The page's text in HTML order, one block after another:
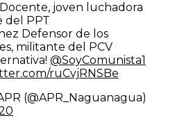
joven luchadora
del PPT
Defensor de los
militante del PCV
@SoyComunista1
ruCvjRNSBe
(@APR_Naguanagua)